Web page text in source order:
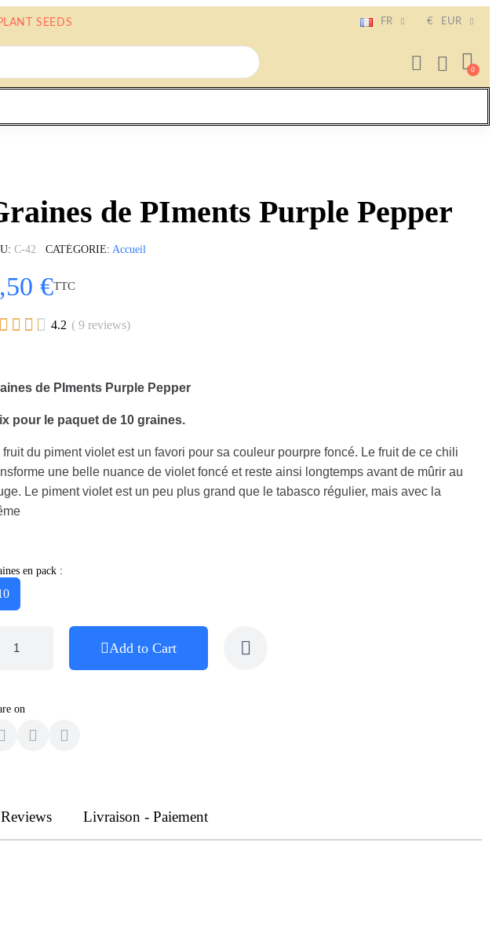
SEEDS FR € EUR
de PIments Purple Pepper
C-42 CATÉGORIE Accueil
€TTC
    4.2 ( 9 reviews)
de PIments Purple Pepper
pour le paquet de 10 graines.
fruit du piment violet est un favori pour sa couleur pourpre foncé. Le fruit de ce chili
une belle nuance de violet foncé et reste ainsi longtemps avant de mûrir au
Le piment violet est un peu plus grand que le tabasco régulier, mais avec la
en pack :
Add to Cart
on
Reviews Livraison - Paiement